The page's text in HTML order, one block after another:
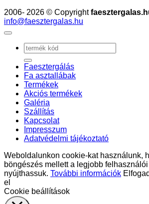
2006- 2026 © Copyright
info@faesztergalas.hu
Keresés
a
következőre:
Faesztergálás
Fa asztallábak
Termékek
Akciós termékek
Galéria
Szállítás
Kapcsolat
Impresszum
Adatvédelmi tájékoztató
Weboldalunkon cookie-kat használunk,
böngészés mellett a legjobb
nyújthassuk. További információk
el
Cookie beállítások